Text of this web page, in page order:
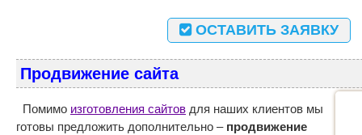
ОСТАВИТЬ ЗАЯВКУ
Продвижение сайта
Помимо изготовления сайтов для наших клиентов мы
готовы предложить дополнительно – продвижение